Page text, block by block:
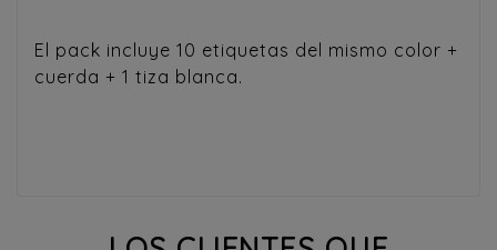
El pack incluye 10 etiquetas del mismo color +
cuerda + 1 tiza blanca.